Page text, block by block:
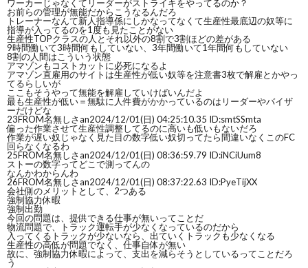
ワーカーじゃなくてリーダーがストライキをやってるのか？
お前らの管理が無能だからこうなるんだろ
トレーナーなんて新人指導係にしかなってなくて生産性最底辺の奴等に
指導が入ってるのを1度も見たことがない
生産性TOPクラスの人とそれ以外の8割で3割ほどの差がある
9時間働いて3時間何もしていない、3年間働いて1年間何もしていない
8割の人間はこういう状態
アマゾンもコストカットに必死になるよ
アマゾン直雇用のサイトは生産性が低い奴等を注意書3枚で解雇とかやっ
てるらしいが
ここもそうやって無能を解雇していけばいんだよ
最も生産性が低い＝無駄に人件費がかかっているのはリーダーやバイザ
ーだけどな
23FROM名無しさan2024/12/01(日) 04:25:10.35 ID:smtSSmta
偏った作業させて生産性調整してるのに高いも低いもないだろ
作業が遅い奴じゃなく見た目の数字低い奴切ってたら間違いなくこのFC
回らなくなるわ
25FROM名無しさan2024/12/01(日) 08:36:59.79 ID:iNCiUum8
ストーの数字ってどこで測ってんの
なんかわからんわ
26FROM名無しさan2024/12/01(日) 08:37:22.63 ID:PyeTijXX
会社側のメリットとして、2つある
強制協力休暇
強制出勤
今回の問題は、提供できる仕事が無いってことだ
物流問題で、トラック運転手が少なくなっているのだから
入ってくるトラックが少ないなら、出ていくトラックも少なくなる
生産性の高低が問題でなく、仕事自体が無い
故に、強制協力休暇によって、支出を減らそうとしているってことだろ
う